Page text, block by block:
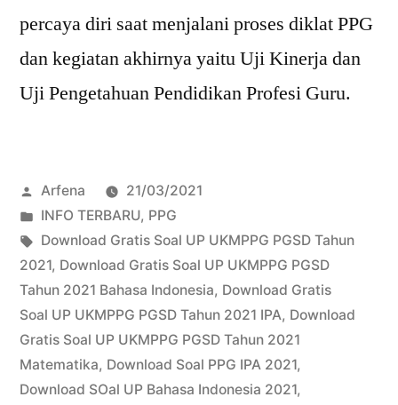
percaya diri saat menjalani proses diklat PPG
dan kegiatan akhirnya yaitu Uji Kinerja dan
Uji Pengetahuan Pendidikan Profesi Guru.
Posted
by
Arfena
21/03/2021
Posted
in
INFO TERBARU, PPG
Tags:
Download Gratis Soal UP UKMPPG PGSD Tahun
2021, Download Gratis Soal UP UKMPPG PGSD
Tahun 2021 Bahasa Indonesia, Download Gratis
Soal UP UKMPPG PGSD Tahun 2021 IPA, Download
Gratis Soal UP UKMPPG PGSD Tahun 2021
Matematika, Download Soal PPG IPA 2021,
Download SOal UP Bahasa Indonesia 2021,